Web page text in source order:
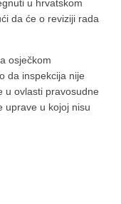
u hrvatskom
da će o reviziji rada
osječkom
da inspekcija nije
u ovlasti pravosudne
uprave u kojoj nisu